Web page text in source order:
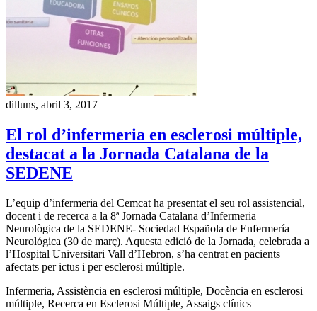
dilluns, abril 3, 2017
El rol d’infermeria en esclerosi múltiple,
destacat a la Jornada Catalana de la
SEDENE
L’equip d’infermeria del Cemcat ha presentat el seu rol assistencial,
docent i de recerca a la 8ª Jornada Catalana d’Infermeria
Neurològica de la SEDENE- Sociedad Española de Enfermería
Neurológica (30 de març). Aquesta edició de la Jornada, celebrada a
l’Hospital Universitari Vall d’Hebron, s’ha centrat en pacients
afectats per ictus i per esclerosi múltiple.
Infermeria, Assistència en esclerosi múltiple, Docència en esclerosi
múltiple, Recerca en Esclerosi Múltiple, Assaigs clínics